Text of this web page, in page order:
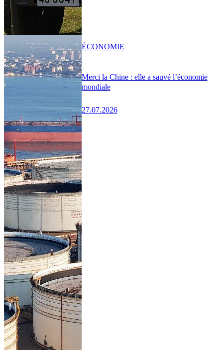
Merci la Chine : elle a sauvé l’économie
mondiale
27.07.2026
ÉCONOMIE